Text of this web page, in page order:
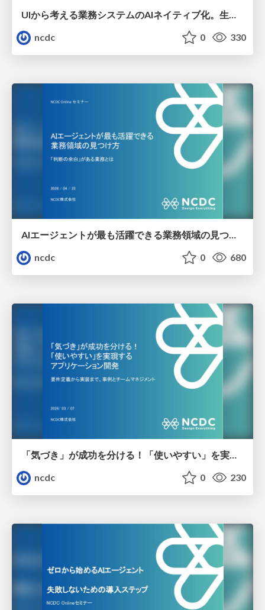
ncdc
0 330
AIエージェントが最も活躍できる業務領域の見つけ方：「判断の余白」がある業務とは
ncdc
0 680
「気づき」が成功を分ける！「使いやすい」を実現するアプリケーション開発 要件定義から実装まで、事例とチームマネジメント
ncdc
0 230